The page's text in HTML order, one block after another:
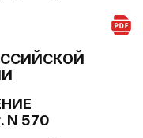
N 570